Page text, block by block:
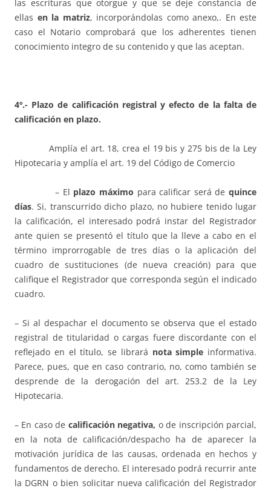
las escrituras que otorgue y que se deje constancia de
ellas en la matriz, incorporándolas como anexo,. En este
caso el Notario comprobará que los adherentes tienen
conocimiento integro de su contenido y que las aceptan.
4º.- Plazo de calificación registral y efecto de la falta de
calificación en plazo.
Amplía el art. 18, crea el 19 bis y 275 bis de la Ley
Hipotecaria y amplía el art. 19 del Código de Comercio
– El plazo máximo para calificar será dequince
días. Si, transcurrido dicho plazo, no hubiere tenido lugar
la calificación, el interesado podrá instar del Registrador
ante quien se presentó el título que la lleve a cabo en el
término improrrogable de tres días o la aplicación del
cuadro de sustituciones (de nueva creación) para que
califique el Registrador que corresponda según el indicado
cuadro.
– Si al despachar el documento se observa que el estado
registral de titularidad o cargas fuere discordante con el
reflejado en el título, se librará nota simple informativa.
Parece, pues, que en caso contrario, no, como también se
desprende de la derogación del art. 253.2 de la Ley
Hipotecaria.
– En caso de calificación negativa, o de inscripción parcial,
en la nota de calificación/despacho ha de aparecer la
motivación jurídica de las causas, ordenada en hechos y
fundamentos de derecho. El interesado podrá recurrir ante
la DGRN o bien solicitar nueva calificación del Registrador